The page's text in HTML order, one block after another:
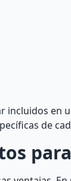
en
de